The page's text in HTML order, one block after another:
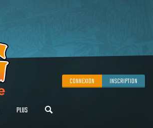
CONNEXION INSCRIPTION
PLUS